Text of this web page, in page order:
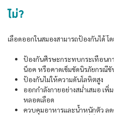
ไม่?
เลือดออกในสมองสามารถป้องกันได้
ป้องกันศีรษะกระทบกระเทือนก
น็อค หรือคาดเข็มขัดนิรภัยกรณี
ป้องกันไม่ให้ความดันโลหิตสูง
ออกกำลังกายอย่างสม่ำเสมอ เพิ่
หลอดเลือด
ควบคุมอาหารและน้ำหนักตัว ลด